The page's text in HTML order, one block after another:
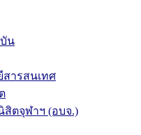
น
ารสนเทศ
สิตจุฬาฯ (อบจ.)